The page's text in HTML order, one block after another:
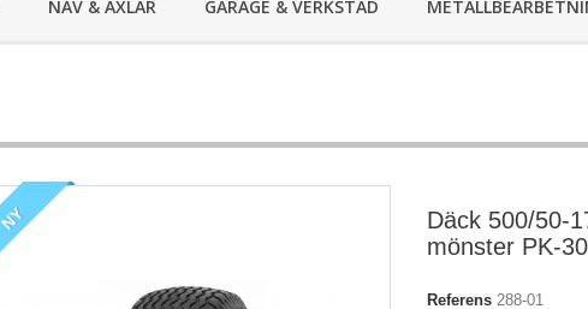
NAV & AXLAR GARAGE & VERKSTAD
NY
Däck 500/50-
mönster PK-
Referens 288-01